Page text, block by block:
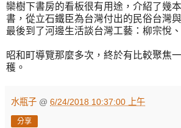
欒樹下書房的看板很有用途，介紹了幾
書，從立石鐵臣為台灣付出的民俗台灣
最後到了河邊生活談台灣工藝：柳宗悅
昭和町導覽那麼多次，終於有比較聚焦
穫。
水瓶子 @ 6/24/2018 10:37:00 上午
分享